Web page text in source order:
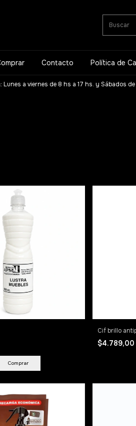
Contacto Política de
a viernes de 8 hs a 17 hs. y Sábados
Comprar
Cif brillo
$4.789,00